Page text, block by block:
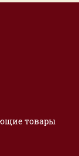
товары